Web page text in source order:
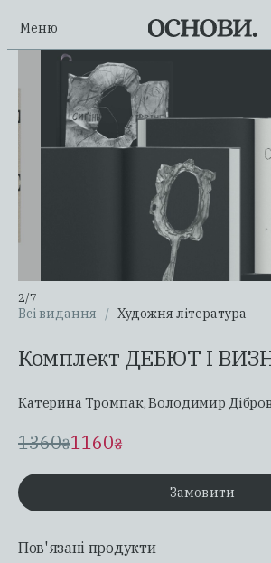
Меню
Всі видання / Художня література
Комплект ДЕБЮТ І
Катерина Тромпак,Володимир
1360₴1160₴
Замовити
Пов'язані продукти
2/7